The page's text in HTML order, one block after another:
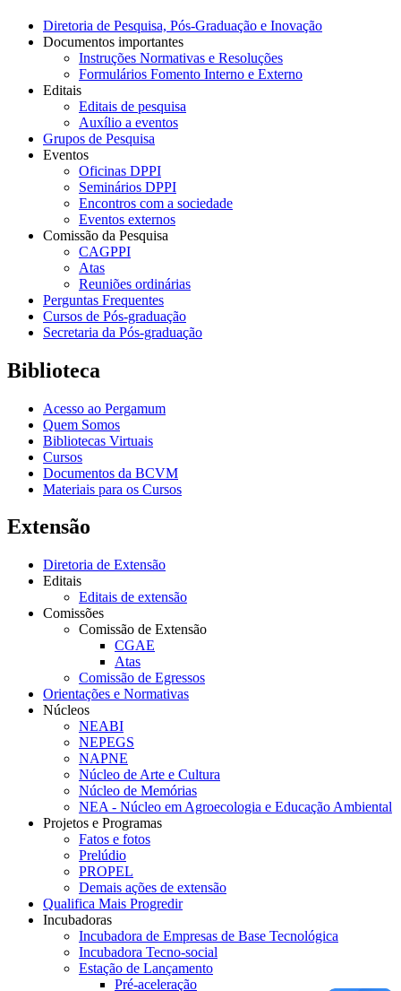
Diretoria de Pesquisa, Pós-Graduação e Inovação
Documentos importantes
Instruções Normativas e Resoluções
Formulários Fomento Interno e Externo
Editais
Editais de pesquisa
Auxílio a eventos
Grupos de Pesquisa
Eventos
Oficinas DPPI
Seminários DPPI
Encontros com a sociedade
Eventos externos
Comissão da Pesquisa
CAGPPI
Atas
Reuniões ordinárias
Perguntas Frequentes
Cursos de Pós-graduação
Secretaria da Pós-graduação
Biblioteca
Acesso ao Pergamum
Quem Somos
Bibliotecas Virtuais
Cursos
Documentos da BCVM
Materiais para os Cursos
Extensão
Diretoria de Extensão
Editais
Editais de extensão
Comissões
Comissão de Extensão
CGAE
Atas
Comissão de Egressos
Orientações e Normativas
Núcleos
NEABI
NEPEGS
NAPNE
Núcleo de Arte e Cultura
Núcleo de Memórias
NEA - Núcleo em Agroecologia e Educação Ambiental
Projetos e Programas
Fatos e fotos
Prelúdio
PROPEL
Demais ações de extensão
Qualifica Mais Progredir
Incubadoras
Incubadora de Empresas de Base Tecnológica
Incubadora Tecno-social
Estação de Lançamento
Pré-aceleração